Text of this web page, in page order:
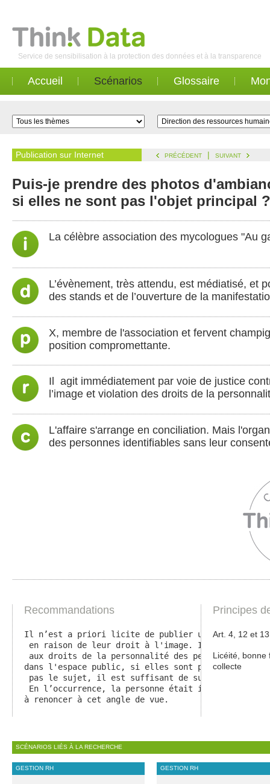
Service de sensibilisation à la protection des données et à la transparence
Accueil Scénarios Glossaire
Publication sur Internet PRÉCÉDENT | SUIVANT
Puis-je prendre des photos
si elles ne sont pas l'objet principal ?
La célèbre association des mycologues "Au
L’évènement, très attendu, est médiatisé, et
des stands et de l’ouverture de la
X, membre de l'association et fervent
position compromettante.
Il agit immédiatement par voie de justice
l’image et violation des droits de la
L'affaire s'arrange en conciliation. Mais
des personnes identifiables sans leur
Recommandations
Il n’est a priori licite de publier une photo qu'une
en raison de leur droit à l'image. Il en est de
aux droits de la personnalité des personnes
dans l'espace public, si elles sont prises au su
pas le sujet, il est suffisant de supprimer la
En l’occurrence, la personne était identifiable
à renoncer à cet angle de vue.
Principes
Art. 4, 12 et
Licéité, bonne
collecte
SCÉNARIOS LIÉS À LA RECHERCHE
GESTION RH GESTION RH